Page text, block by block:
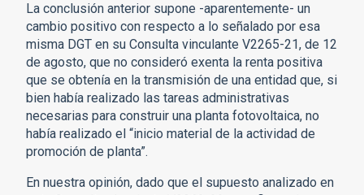
La conclusión anterior supone -aparentemente- un
cambio positivo con respecto a lo señalado por esa
misma DGT en su Consulta vinculante V2265-21, de 12
de agosto, que no consideró exenta la renta positiva
que se obtenía en la transmisión de una entidad que, si
bien había realizado las tareas administrativas
necesarias para construir una planta fotovoltaica, no
había realizado el “inicio material de la actividad de
promoción de planta”.
En nuestra opinión, dado que el supuesto analizado en